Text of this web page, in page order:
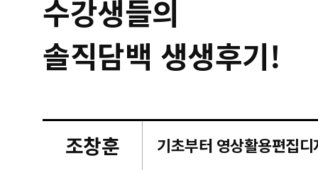
수강생들의
솔직담백 생생후기!
조창훈